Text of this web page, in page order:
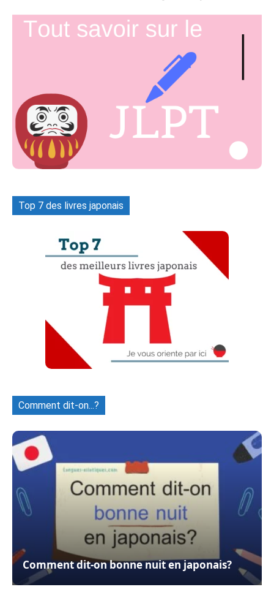
Top 7 des livres japonais
Comment dit-on...?
Comment dit-on bonne nuit en japonais?